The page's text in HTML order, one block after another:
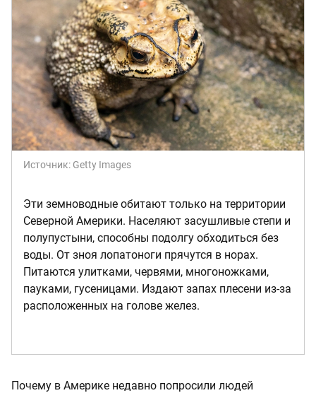
Источник: Getty Images
Эти земноводные обитают только на территории
Северной Америки. Населяют засушливые степи и
полупустыни, способны подолгу обходиться без
воды. От зноя лопатоноги прячутся в норах.
Питаются улитками, червями, многоножками,
пауками, гусеницами. Издают запах плесени из-за
расположенных на голове желез.
Почему в Америке недавно попросили людей